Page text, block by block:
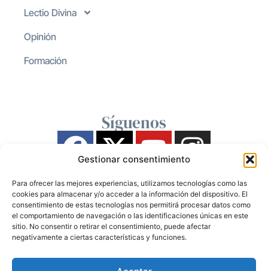
Gestionar consentimiento
Para ofrecer las mejores experiencias, utilizamos tecnologías como las
cookies para almacenar y/o acceder a la información del dispositivo. El
consentimiento de estas tecnologías nos permitirá procesar datos como
el comportamiento de navegación o las identificaciones únicas en este
sitio. No consentir o retirar el consentimiento, puede afectar
negativamente a ciertas características y funciones.
Lectio Divina
Opinión
Formación
Síguenos